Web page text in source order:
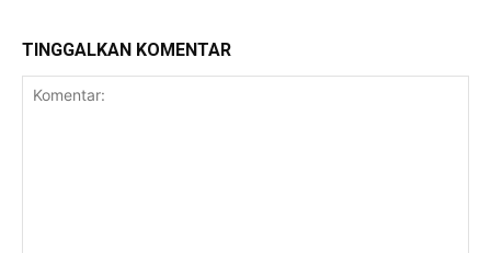
TINGGALKAN KOMENTAR